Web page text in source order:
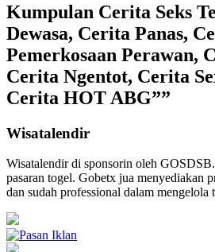
Kumpulan Cerita Seks
Dewasa, Cerita Panas,
Pemerkosaan Perawan,
Cerita Ngentot, Cerita
Cerita HOT ABG””
Wisatalendir
Wisatalendir di sponsorin oleh
pasaran togel. Gobetx jua menyediakan
dan sudah professional dalam mengelola